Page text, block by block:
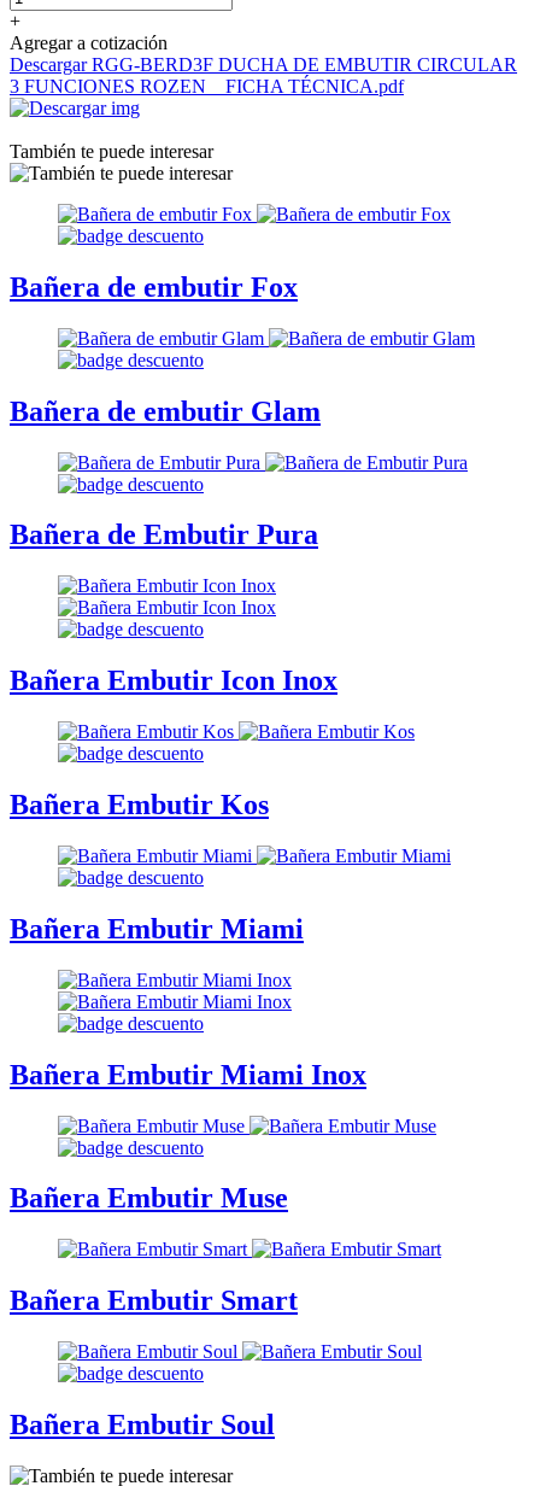
+
Agregar a cotización
Descargar RGG-BERD3F DUCHA DE EMBUTIR CIRCULAR
3 FUNCIONES ROZEN _ FICHA TÉCNICA.pdf
También te puede interesar
Bañera de embutir Fox
Bañera de embutir Glam
Bañera de Embutir Pura
Bañera Embutir Icon Inox
Bañera Embutir Kos
Bañera Embutir Miami
Bañera Embutir Miami Inox
Bañera Embutir Muse
Bañera Embutir Smart
Bañera Embutir Soul